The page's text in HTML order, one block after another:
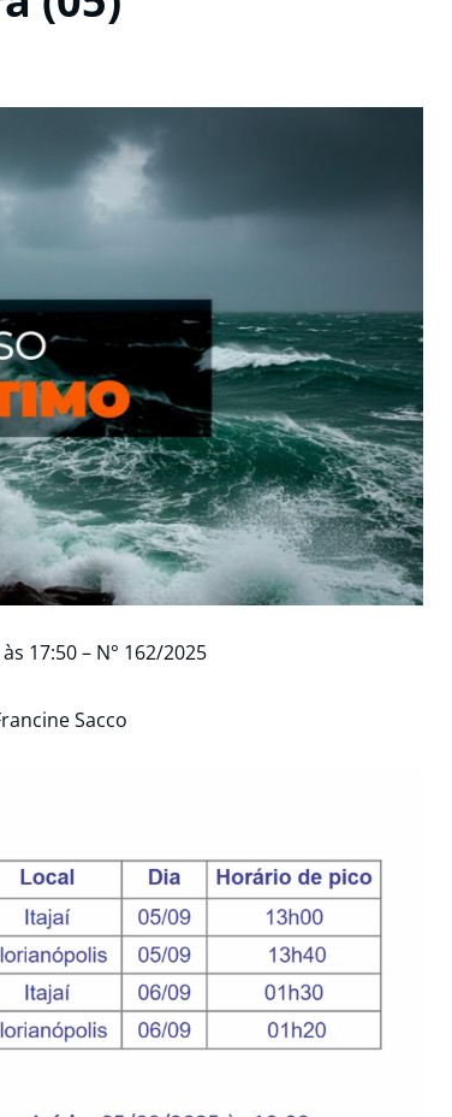
às 17:50 – N° 162/2025
Sacco